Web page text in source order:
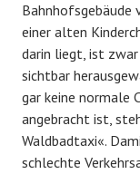
Bahnhofsgebäude
einer alten
darin liegt, ist
sichtbar
gar keine normale
angebracht ist,
Waldbadtaxi«.
schlechte